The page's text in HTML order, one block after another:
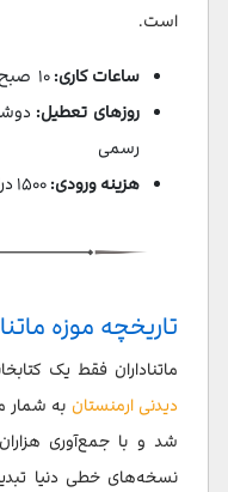
است.
ساعات کاری:
روزهای تعطیل:
رسمی
هزینه ورودی:
تاریخچه موزه
ماتناداران فقط یک
دیدنی ارمنستان به شمار
شد و با جمع‌آوری
نسخه‌های خطی دنیا